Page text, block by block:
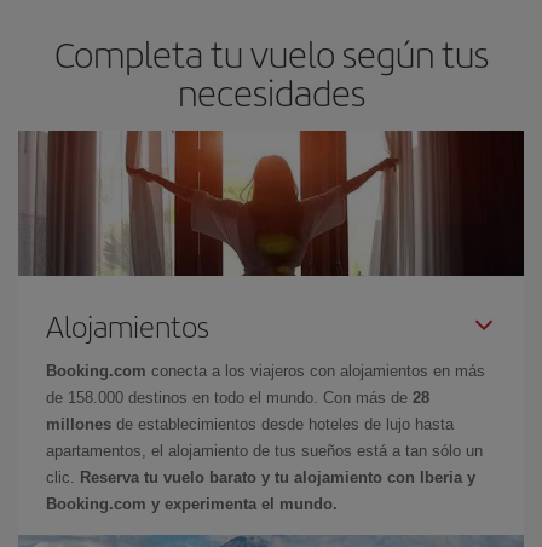
Completa tu vuelo según tus
necesidades
Alojamientos
Booking.com conecta a los viajeros con alojamientos en más
de 158.000 destinos en todo el mundo. Con más de 28
millones de establecimientos desde hoteles de lujo hasta
apartamentos, el alojamiento de tus sueños está a tan sólo un
clic.
Reserva tu vuelo barato y tu alojamiento con Iberia y
Booking.com y experimenta el mundo.